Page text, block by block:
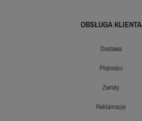
OBSŁUGA KLIENTA
dostawa
płatności
zwroty
reklamacje